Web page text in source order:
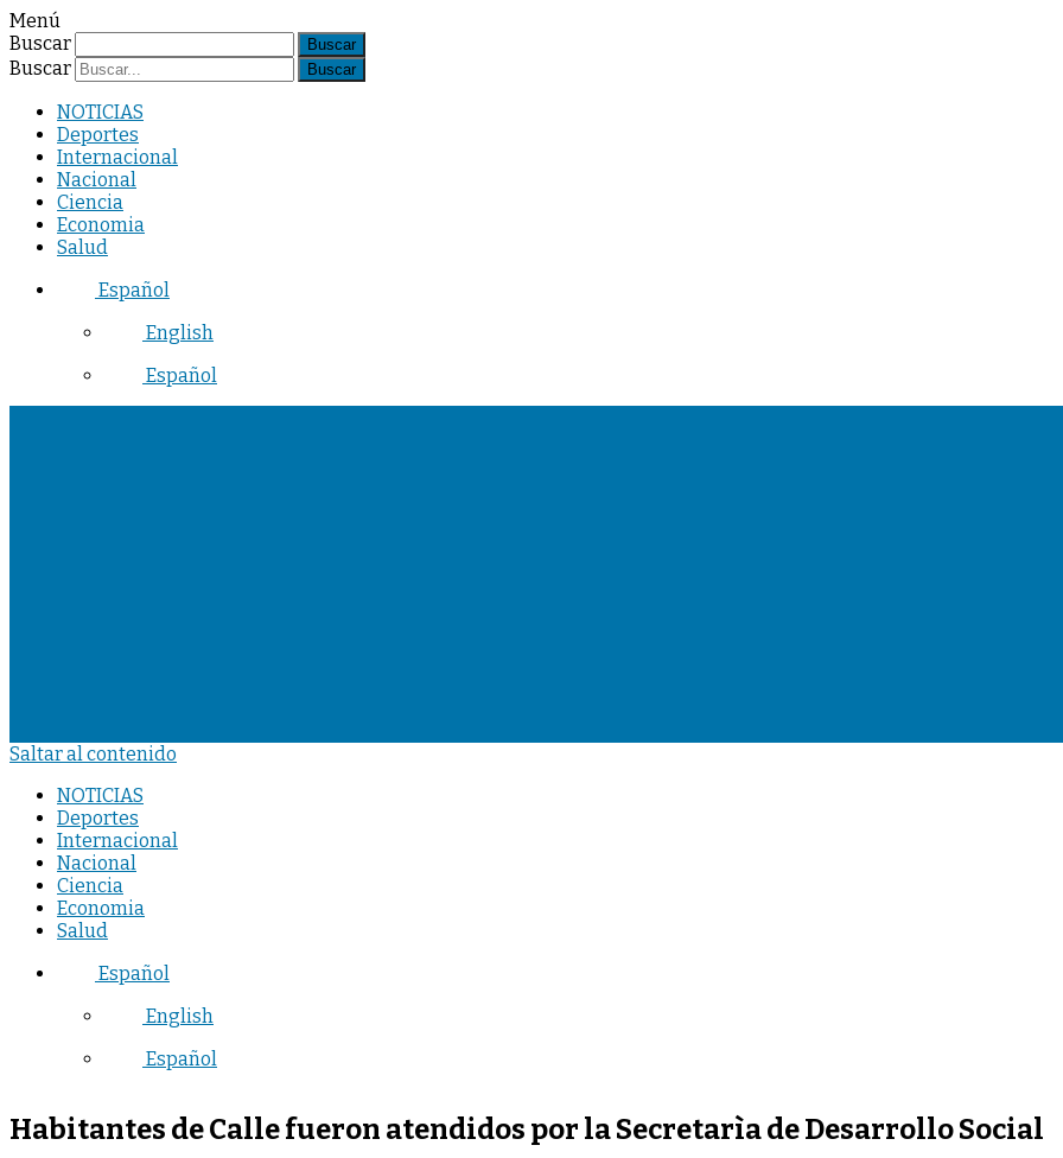
Menú
Buscar
Buscar
NOTICIAS
Deportes
Internacional
Nacional
Ciencia
Economia
Salud
Español
English
Español
Saltar al contenido
NOTICIAS
Deportes
Internacional
Nacional
Ciencia
Economia
Salud
Español
English
Español
Habitantes de Calle fueron atendidos por la Secretarìa de Desarrollo Social